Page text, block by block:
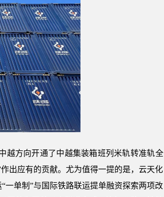
方向开通了中越集装箱班列米轨转准轨全
出应有的贡献。尤为值得一提的是，云天化
一单制”与国际铁路联运提单融资探索两项改